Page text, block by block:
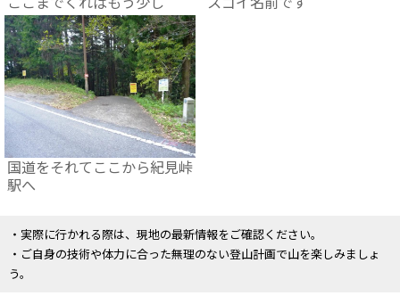
国道をそれてここから紀見峠
駅へ
・実際に行かれる際は、現地の最新情報をご確認ください。
・ご自身の技術や体力に合った無理のない登山計画で山を楽しみましょ
う。